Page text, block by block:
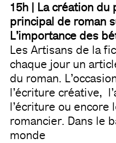
15h | La création du
principal de roman
L’importance des
Les Artisans de la
chaque jour un
du roman.
l’écriture créative,
l’écriture ou encore
romancier. Dans le
monde